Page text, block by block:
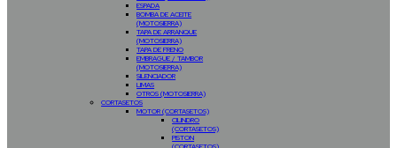
ESPADA
BOMBA DE ACEITE
(MOTOSIERRA)
TAPA DE ARRANQUE
(MOTOSIERRA)
TAPA DE FRENO
EMBRAGUE / TAMBOR
(MOTOSIERRA)
SILENCIADOR
LIMAS
OTROS (MOTOSIERRA)
CORTASETOS
MOTOR (CORTASETOS)
CILINDRO
(CORTASETOS)
PISTON